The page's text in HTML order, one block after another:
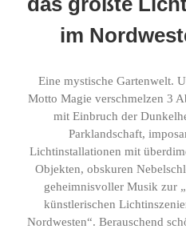
im
Eine mystische Gartenwelt.
Motto Magie verschmelzen 3
mit Einbruch der
Parklandschaft,
Lichtinstallationen mit
Objekten, obskuren
geheimnisvoller Musik zur
künstlerischen
Nordwesten“. Berauschend